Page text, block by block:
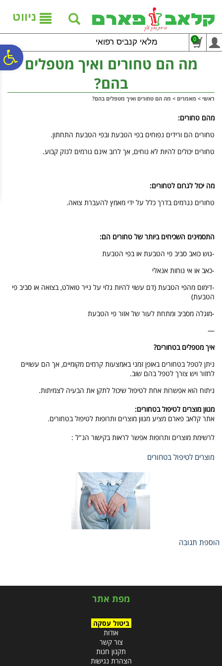
נגישות
אתר
המרכזי
ניווט
מלאי קנביס רפואי 0
מה הם טחורים ואיך מטפלים
בהם?
ראשי > מאמרים > מה הם טחורים ואיך מטפלים בהם?
מהם טחורים:
טחורים הם ורידים נפוחים בפי הטבעת ובפי הטבעת התחתון.
טחורים יכולים להיות לא נוחים, אך לרוב אינם גורמים לנזק קבוע.
מה יכול לגרום לטחורים:
טחורים נגרמים בדרך כלל על ידי מאמץ להעברת צואה.
התסמינים השכיחים ביותר של טחורים הם:
-גוש כואב סביב פי הטבעת או בפי הטבעת
-כאב או אי נוחות אנאלי
-דימום מהפי הטבעת (דם עשוי להיות גלוי על נייר טואלט, בצואה או סביב פי
הטבעת)
-מוגלה מסביב ומתחת לעור של אזור פי הטבעת
—
איך מטפלים בטחורים?
ניתן לטפל בטחורים באופן זמני באמצעות קרמים מקומיים, אך הם עשויים
לחזור ויש צורך לטפל בהם שוב.
ניתוח הוא אפשרות אחת לטיפול שיכול לתקן את הבעיה לצמיתות.
מגוון מוצרים לטיפול בטחורים:
אתר קלאב פארם מציע מגוון מוצרים ותרופות לטיפול בטחורים.
לרשימת מוצרים ותרופות אפשר לראות בקישור הנ"ל :
מוצרים לטיפול בטחורים
הוספת תגובה
מפת אתר
ביטול עסקה
אודות
צור קשר
תקנון חנות
הצהרת נגישות